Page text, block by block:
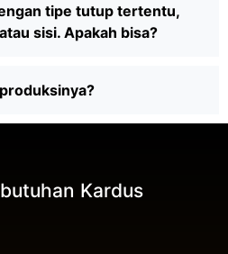
tipe tutup tertentu,
sisi. Apakah bisa?
Kardus